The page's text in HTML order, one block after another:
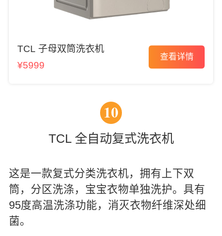
TCL 子母双筒洗衣机
¥5999
查看详情
10
TCL 全自动复式洗衣机
这是一款复式分类洗衣机，拥有上下双
筒，分区洗涤，宝宝衣物单独洗护。具有
95度高温洗涤功能，消灭衣物纤维深处细
菌。